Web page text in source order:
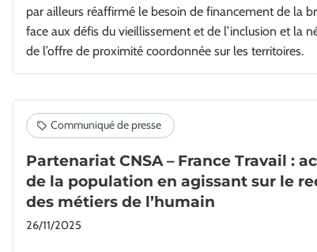
par ailleurs réaffirmé le besoin de financement de la
face aux défis du vieillissement et de l’inclusion et la
de l’offre de proximité coordonnée sur les territoires.
Partenariat CNSA – France Travail :
de la population en agissant sur le
des métiers de l’humain
26/11/2025